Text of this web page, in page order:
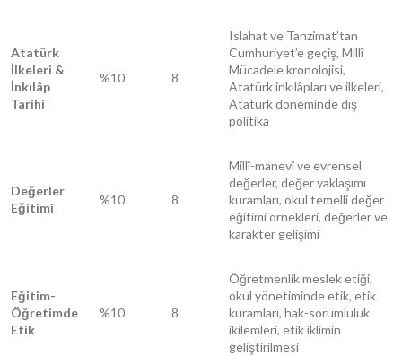
Atatürk
İlkeleri &
İnkılâp
Tarihi
%10 8
Islahat ve Tanzimat’tan
Cumhuriyet’e geçiş, Millî
Mücadele kronolojisi,
Atatürk inkılâpları ve ilkeleri,
Atatürk döneminde dış
politika
Değerler
Eğitimi
%10 8
Millî-manevî ve evrensel
değerler, değer yaklaşımı
kuramları, okul temelli değer
eğitimi örnekleri, değerler ve
karakter gelişimi
Eğitim-
Öğretimde
Etik
%10 8
Öğretmenlik meslek etiği,
okul yönetiminde etik, etik
kuramları, hak-sorumluluk
ikilemleri, etik iklimin
geliştirilmesi